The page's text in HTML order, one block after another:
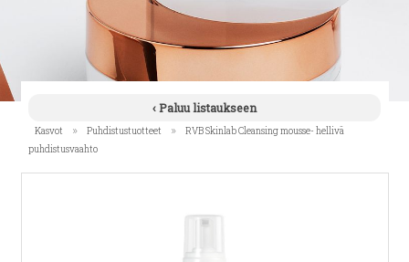
‹ Paluu listaukseen
Kasvot » Puhdistustuotteet »
RVB Skinlab Cleansing mousse- hellivä
puhdistusvaahto